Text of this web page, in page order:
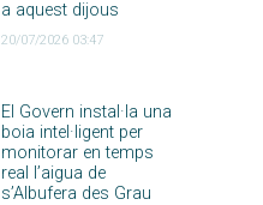
a aquest dijous
20/07/2026 03:47
El Govern instal·la una
boia intel·ligent per
monitorar en temps
real l’aigua de
s’Albufera des Grau